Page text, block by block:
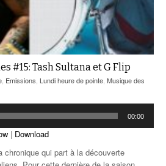
#15: Tash Sultana et G Flip
Emissions Lundi heure de pointe Musique des
00:00
| Download
chronique qui part à la découverte